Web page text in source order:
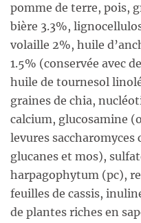
pomme de terre, pois,
bière 3.3%,
volaille 2%, huile
1.5% (conservée avec
huile de tournesol
graines de chia,
calcium, glucosamine
levures
glucanes et mos),
harpagophytum (pc),
feuilles de cassis,
de plantes riches en